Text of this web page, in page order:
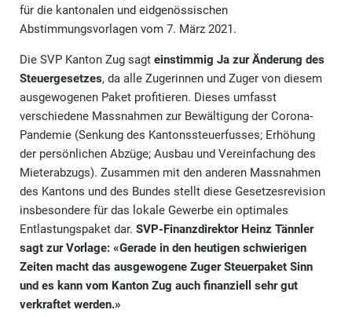
für die kantonalen und eidgenössischen
Abstimmungsvorlagen vom 7. März 2021.
Die SVP Kanton Zug sagt einstimmig Ja zur Änderung des
Steuergesetzes, da alle Zugerinnen und Zuger von diesem
ausgewogenen Paket profitieren. Dieses umfasst
verschiedene Massnahmen zur Bewältigung der Corona-
Pandemie (Senkung des Kantonssteuerfusses; Erhöhung
der persönlichen Abzüge; Ausbau und Vereinfachung des
Mieterabzugs). Zusammen mit den anderen Massnahmen
des Kantons und des Bundes stellt diese Gesetzesrevision
insbesondere für das lokale Gewerbe ein optimales
Entlastungspaket dar. SVP-Finanzdirektor Heinz Tännler
sagt zur Vorlage: «Gerade in den heutigen schwierigen
Zeiten macht das ausgewogene Zuger Steuerpaket Sinn
und es kann vom Kanton Zug auch finanziell sehr gut
verkraftet werden.»